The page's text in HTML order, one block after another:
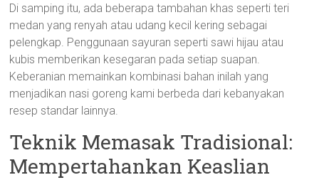
Di samping itu, ada beberapa tambahan khas seperti teri
medan yang renyah atau udang kecil kering sebagai
pelengkap. Penggunaan sayuran seperti sawi hijau atau
kubis memberikan kesegaran pada setiap suapan.
Keberanian memainkan kombinasi bahan inilah yang
menjadikan nasi goreng kami berbeda dari kebanyakan
resep standar lainnya.
Teknik Memasak Tradisional:
Mempertahankan Keaslian